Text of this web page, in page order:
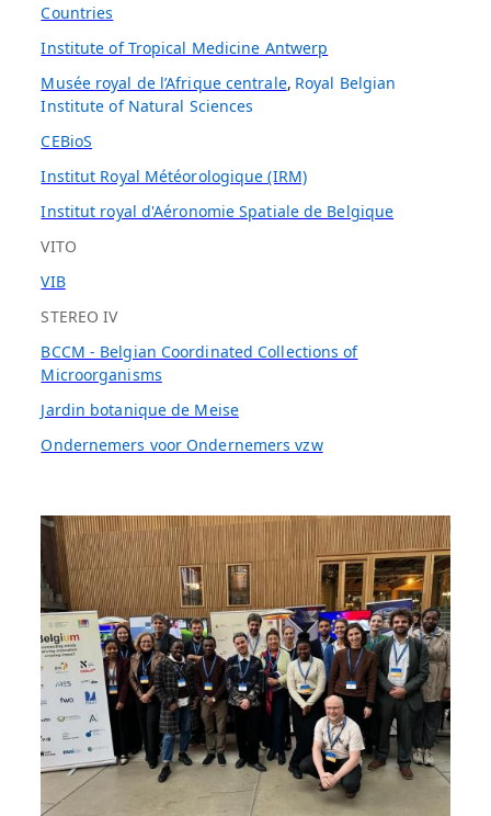
Countries
Institute of Tropical Medicine Antwerp
Musée royal de l’Afrique centrale, Royal Belgian
Institute of Natural Sciences
CEBioS
Institut Royal Météorologique (IRM)
Institut royal d'Aéronomie Spatiale de Belgique
VITO
VIB
STEREO IV
BCCM - Belgian Coordinated Collections of
Microorganisms
Jardin botanique de Meise
Ondernemers voor Ondernemers vzw